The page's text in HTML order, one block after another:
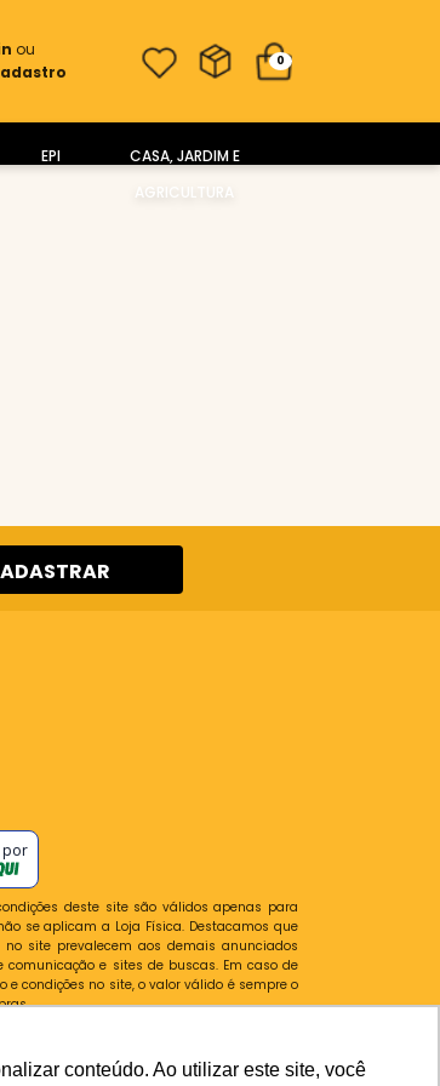
conteúdo. Ao utilizar este site, você
ou
0
EPI
CASA, JARDIM E
AGRICULTURA
por
deste site são válidos apenas para
se aplicam a Loja Física. Destacamos que
no site prevalecem aos demais anunciados
comunicação e sites de buscas. Em caso de
e condições no site, o valor válido é sempre o